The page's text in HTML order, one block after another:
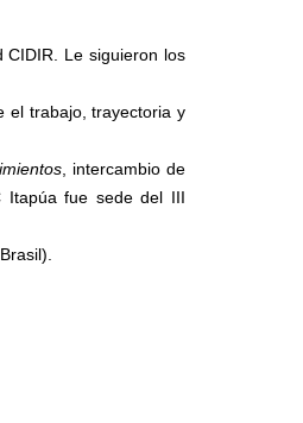
CIDIR. Le siguieron los
el trabajo, trayectoria y
, intercambio de
Itapúa fue sede del III